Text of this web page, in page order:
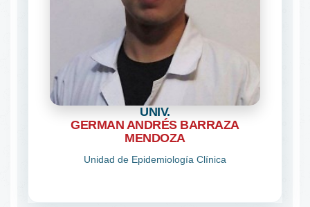
UNIV.
GERMAN ANDRÉS BARRAZA
MENDOZA
Unidad de Epidemiología Clínica